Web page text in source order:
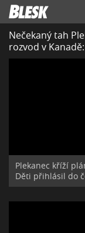
Nečekaný tah
rozvod v
Plekanec kříží
Děti přihlásil do